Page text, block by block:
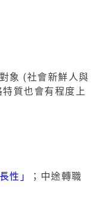
象 (社會新鮮人與
質也會有程度上
性」
；中途轉職